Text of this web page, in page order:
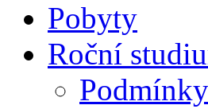
Pobyty
Roční